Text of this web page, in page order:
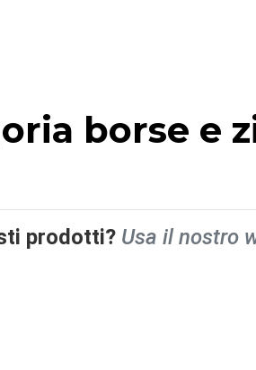
borse e
prodotti? Usa il nostro